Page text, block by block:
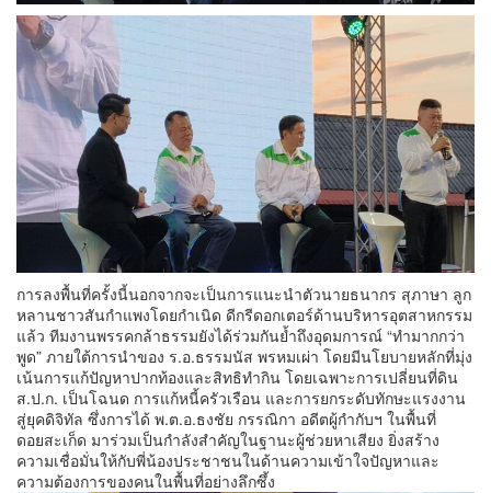
การลงพื้นที่ครั้งนี้นอกจากจะเป็นการแนะนำตัวนายธนากร สุภาษา ลูก
หลานชาวสันกำแพงโดยกำเนิด ดีกรีดอกเตอร์ด้านบริหารอุตสาหกรรม
แล้ว ทีมงานพรรคกล้าธรรมยังได้ร่วมกันย้ำถึงอุดมการณ์ “ทำมากกว่า
พูด” ภายใต้การนำของ ร.อ.ธรรมนัส พรหมเผ่า โดยมีนโยบายหลักที่มุ่ง
เน้นการแก้ปัญหาปากท้องและสิทธิทำกิน โดยเฉพาะการเปลี่ยนที่ดิน
ส.ป.ก. เป็นโฉนด การแก้หนี้ครัวเรือน และการยกระดับทักษะแรงงาน
สู่ยุคดิจิทัล ซึ่งการได้ พ.ต.อ.ธงชัย กรรณิกา อดีตผู้กำกับฯ ในพื้นที่
ดอยสะเก็ด มาร่วมเป็นกำลังสำคัญในฐานะผู้ช่วยหาเสียง ยิ่งสร้าง
ความเชื่อมั่นให้กับพี่น้องประชาชนในด้านความเข้าใจปัญหาและ
ความต้องการของคนในพื้นที่อย่างลึกซึ้ง